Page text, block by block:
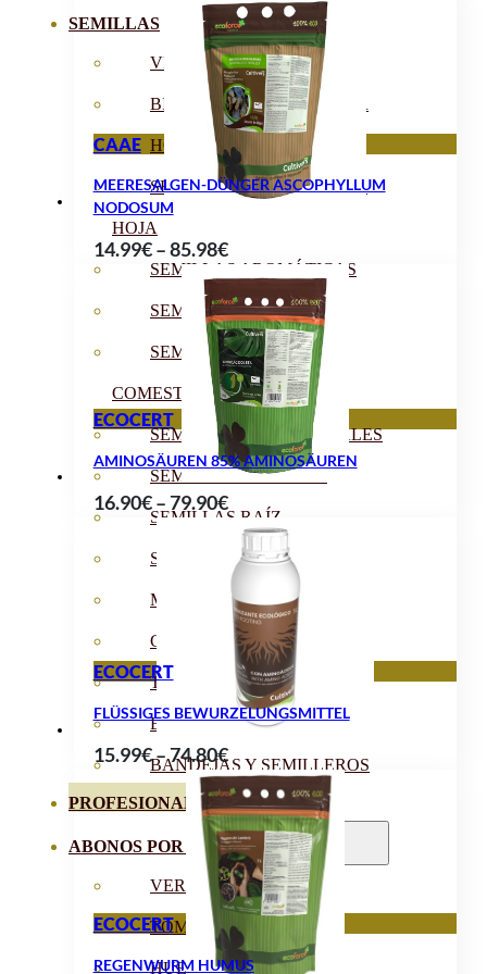
SEMILLAS
VER TODAS
BIODINÁMICAS DEMETER
HORTALIZA FRUTO
SEMILLAS HORTALIZA DE
HOJA
SEMILLAS AROMÁTICAS
SEMILLAS FLORES
SEMILLAS FLORES
COMESTIBLES
SEMILLAS TRADICIONALES
SEMILLAS BRASICAS
SEMILLAS RAÍZ
SEMILLAS LEGUMINOSAS
MICROGREEN
CUBIERTAS VEGETALES
TIRAS DE SEMILLAS
BOMBAS DE SEMILLAS
BANDEJAS Y SEMILLEROS
PROFESIONALES
ABONOS POR CULTIVO
VER TODOS
TOMATES
HUERTO
bis
39.90€
CAAE
MEERESALGEN-DÜNGER ASCOPHYLLUM
NODOSUM
14.99€ –85.98€Preisspanne:
14.99€
bis
85.98€
ECOCERT
AMINOSÄUREN 85% AMINOSÄUREN
16.90€ –79.90€Preisspanne:
16.90€
bis
79.90€
ECOCERT
FLÜSSIGES BEWURZELUNGSMITTEL
15.99€–74.80€Preisspanne:
15.99€
bis
74.80€
ECOCERT
REGENWURM HUMUS